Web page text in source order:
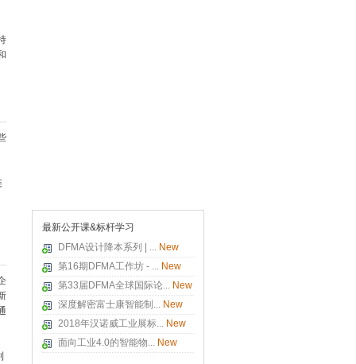
最新公开课&标杆学习
DFMA设计降本系列 | ... New
第16期DFMA工作坊 - ... New
第33届DFMA全球国际论... New
深度解密富士康智能制... New
2018年汉诺威工业展标... New
面向工业4.0的智能物... New